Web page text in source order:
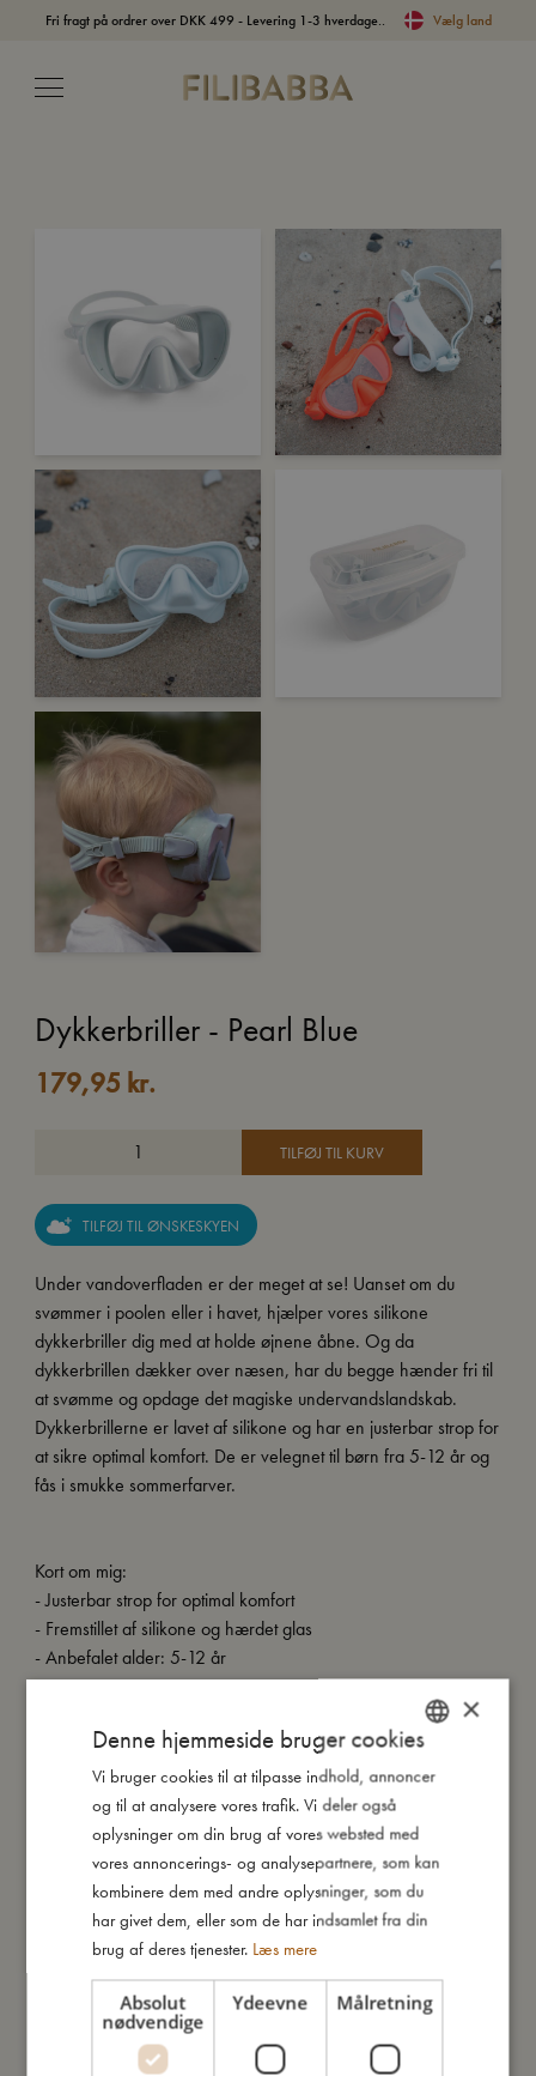
Fri fragt på ordrer over DKK 499 - Levering 1-3 hverdage.. Vælg land
Dykkerbriller - Pearl Blue
179,95 kr.
TILFØJ TIL KURV
TILFØJ TIL ØNSKESKYEN
Under vandoverfladen er der meget at se! Uanset om du
svømmer i poolen eller i havet, hjælper vores silikone
dykkerbriller dig med at holde øjnene åbne. Og da
dykkerbrillen dækker over næsen, har du begge hænder fri til
at svømme og opdage det magiske undervandslandskab.
Dykkerbrillerne er lavet af silikone og har en justerbar strop for
at sikre optimal komfort. De er velegnet til børn fra 5-12 år og
fås i smukke sommerfarver.
Kort om mig:
- Justerbar strop for optimal komfort
- Fremstillet af silikone og hærdet glas
- Anbefalet alder: 5-12 år
Så stor er jeg
Jeg er lavet af
Sådan plejer du mig
Mine data
DANISH
GERMAN
×
Denne hjemmeside bruger cookies
Vi bruger cookies til at tilpasse indhold, annoncer
og til at analysere vores trafik. Vi deler også
oplysninger om din brug af vores websted med
vores annoncerings- og analysepartnere, som kan
kombinere dem med andre oplysninger, som du
har givet dem, eller som de har indsamlet fra din
brug af deres tjenester. Læs mere
Absolut
nødvendige
Ydeevne Målretning